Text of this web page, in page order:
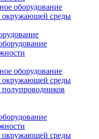
оборудование
окружающей среды
оборудование
окружающей среды
окружающей среды